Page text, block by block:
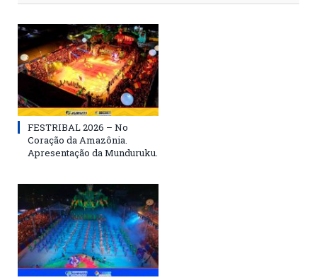
FESTRIBAL 2026 – No
Coração da Amazônia.
Apresentação da Munduruku.